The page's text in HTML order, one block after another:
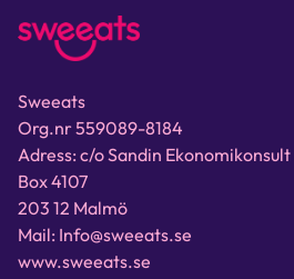
Sweeats
Org.nr 559089-8184
Adress: c/o Sandin Ekonomikonsult
Box 4107
203 12 Malmö
Mail: Info@sweeats.se
www.sweeats.se